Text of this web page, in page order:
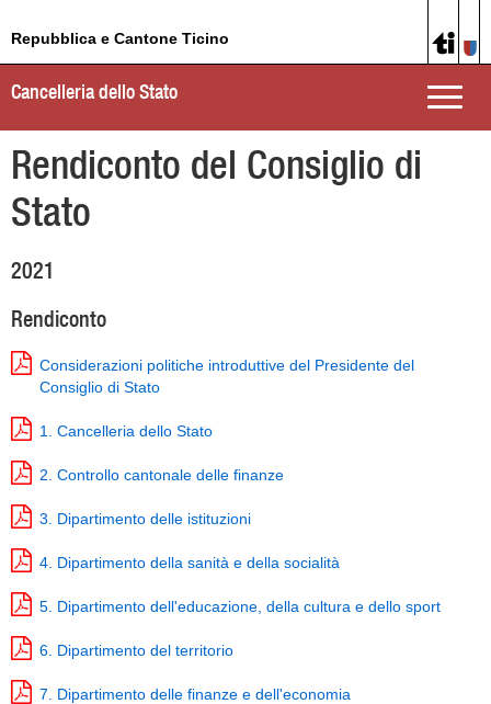
Repubblica e Cantone Ticino
Toggle
Cancelleria dello Stato
Rendiconto del Consiglio di
Stato
2021
Rendiconto
Considerazioni politiche introduttive del Presidente del
Consiglio di Stato
1. Cancelleria dello Stato
2. Controllo cantonale delle finanze
3. Dipartimento delle istituzioni
4. Dipartimento della sanità e della socialità
5. Dipartimento dell'educazione, della cultura e dello sport
6. Dipartimento del territorio
7. Dipartimento delle finanze e dell'economia